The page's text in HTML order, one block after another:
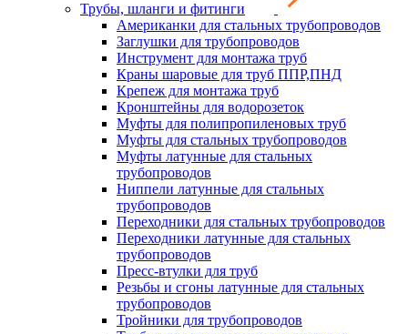
Трубы, шланги и фитинги
Американки для стальных трубопроводов
Заглушки для трубопроводов
Инструмент для монтажа труб
Краны шаровые для труб ППР,ПНД
Крепеж для монтажа труб
Кронштейны для водорозеток
Муфты для полипропиленовых труб
Муфты для стальных трубопроводов
Муфты латунные для стальных
трубопроводов
Ниппели латунные для стальных
трубопроводов
Переходники для стальных трубопроводов
Переходники латунные для стальных
трубопроводов
Пресс-втулки для труб
Резьбы и сгоны латунные для стальных
трубопроводов
Тройники для трубопроводов